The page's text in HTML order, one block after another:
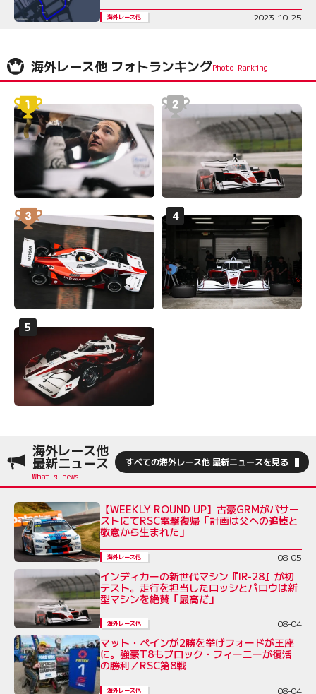
海外レース他 2023-10-25
海外レース他 フォトランキング
海外レース他
最新ニュース すべての海外レース他 最新ニュースを見る
【WEEKLY ROUND UP】古豪GRMがバサー
ストにてRSC電撃復帰「計画は父への追悼と
敬意から生まれた」
海外レース他 08-05
インディカーの新世代マシン『IR-28』が初
テスト。走行を担当したロッシとパロウは新
型マシンを絶賛「最高だ」
海外レース他 08-04
マット・ペインが2勝を挙げフォードが王座
に。強豪T8もブロック・フィーニーが復活
の勝利／RSC第8戦
海外レース他 08-04